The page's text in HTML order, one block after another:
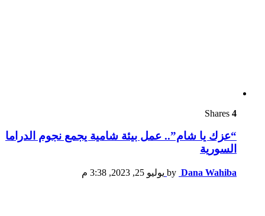
4
“عزك يا شام”.. عمل بيئة شامية يجمع نجوم الدراما
السورية
by Dana Wahiba يوليو 25, 2023, 3:38 م